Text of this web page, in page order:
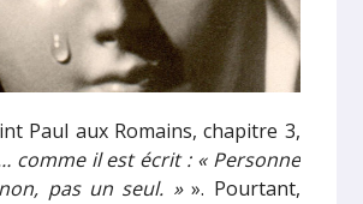
Paul aux Romains, chapitre 3,
comme il est écrit : « Personne
pas un seul. »». Pourtant,